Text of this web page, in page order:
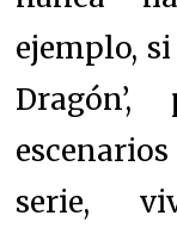
ejemplo, si
serie,